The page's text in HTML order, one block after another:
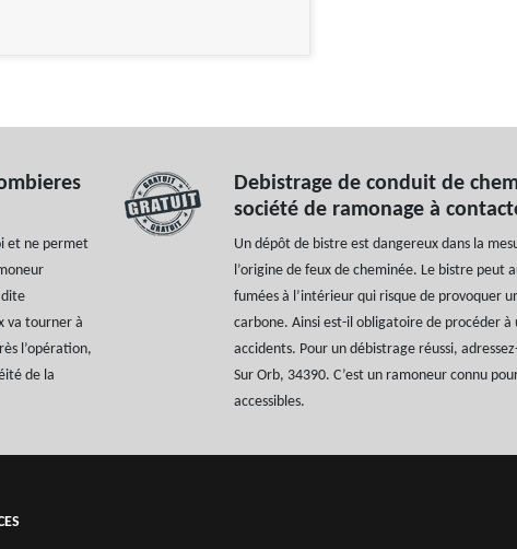
et ne permet
dite
va tourner à
l’opération,
de la
Debistrage de conduit de
société de ramonage à
Un dépôt de bistre est dangereux dans la
l’origine de feux de cheminée. Le bistre peut
fumées à l’intérieur qui risque de provoquer
carbone. Ainsi est-il obligatoire de procéder
accidents. Pour un débistrage réussi,
Sur Orb, 34390. C’est un ramoneur connu
accessibles.